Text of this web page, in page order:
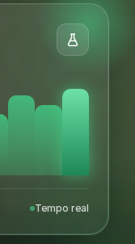
Tempo real